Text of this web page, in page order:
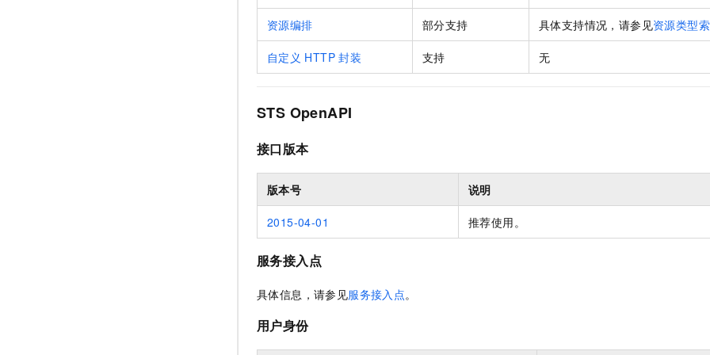
资源编排 部分支持 具体支持情况，请参见资源类型
自定义 HTTP 封装 支持 无
STS OpenAPI
接口版本
版本号 说明
2015-04-01 推荐使用。
服务接入点
具体信息，请参见服务接入点。
用户身份